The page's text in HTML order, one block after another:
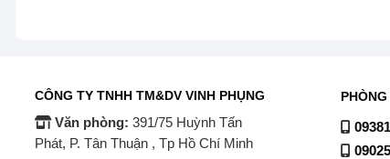
CÔNG TY TNHH TM&DV VINH PHỤNG
Văn phòng: 391/75 Huỳnh Tấn
Phát, P. Tân Thuận , Tp Hồ Chí Minh